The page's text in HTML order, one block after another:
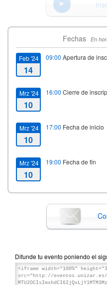
Fechas En
Feb '24
14
09:00 Apertura de
Mrz '24
10
16:00 Cierre de
Mrz '24
10
17:00 Fecha de inicio
Mrz '24
10
19:00 Fecha de fin
Difunde tu evento poniendo el